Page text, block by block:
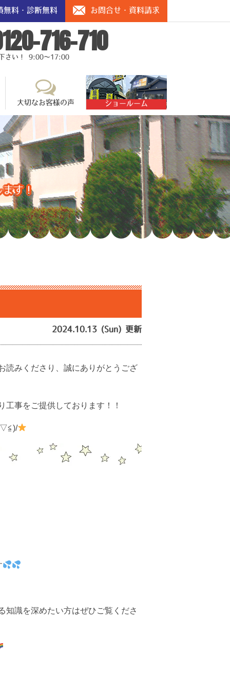
無料・診断無料 お問合せ・資料請求
716-710
さい！ 9:00～17:00
大切なお客様の声 ショールーム
ます！
2024.10.13 (Sun) 更新
読みくださり、誠にありがとうござ
事をご提供しております！！
知識を深めたい方はぜひご覧くださ